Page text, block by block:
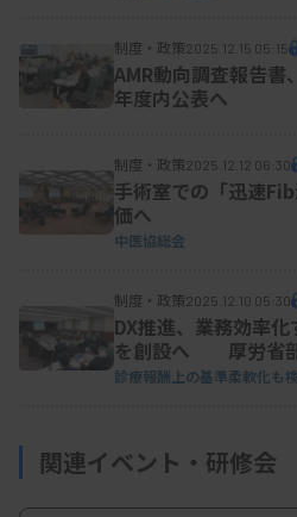
行政情報 2025/12/10
第26回健康・医療
制度・政策2025.12.15 05:15
AMR動向調査報告
年度内公表へ
制度・政策2025.12.12 06:30
手術室での「迅速
価へ
中医協総会
制度・政策2025.12.10 05:30
DX推進、業務効率化
を創設へ 厚労省
診療報酬上の基準柔軟化も
関連イベント・研修会